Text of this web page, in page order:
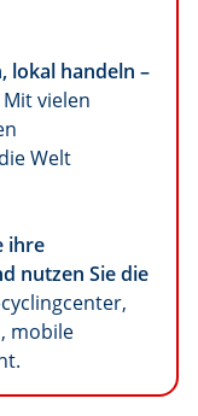
lokal handeln –
Mit vielen
Welt
ihre
nutzen Sie die
mobile